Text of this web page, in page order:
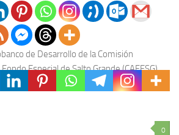
de Desarrollo de la Comisión
Especial de Salto Grande (CAFESG)
emprendedores de las localidades...
0